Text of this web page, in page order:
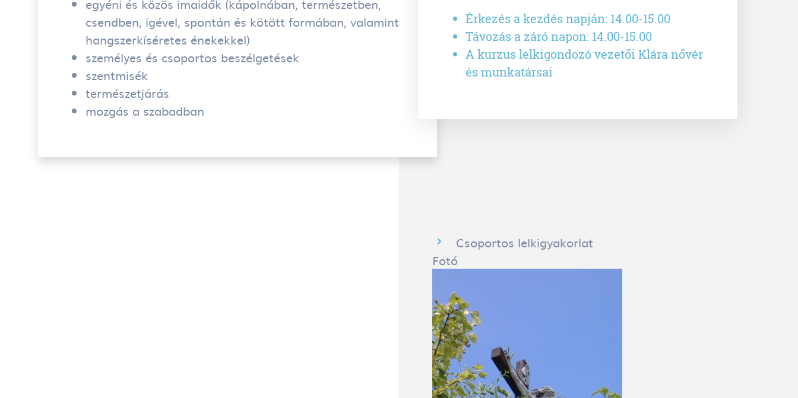
egyéni és közös imaidők (kápolnában, természetben,
csendben, igével, spontán és kötött formában, valamint
hangszerkíséretes énekekkel)
személyes és csoportos beszélgetések
szentmisék
természetjárás
mozgás a szabadban
Érkezés a kezdés napján: 14.00-15.00
Távozás a záró napon: 14.00-15.00
A kurzus lelkigondozó vezetői Klára nővér
és munkatársai
Csoportos lelkigyakorlat
Fotó